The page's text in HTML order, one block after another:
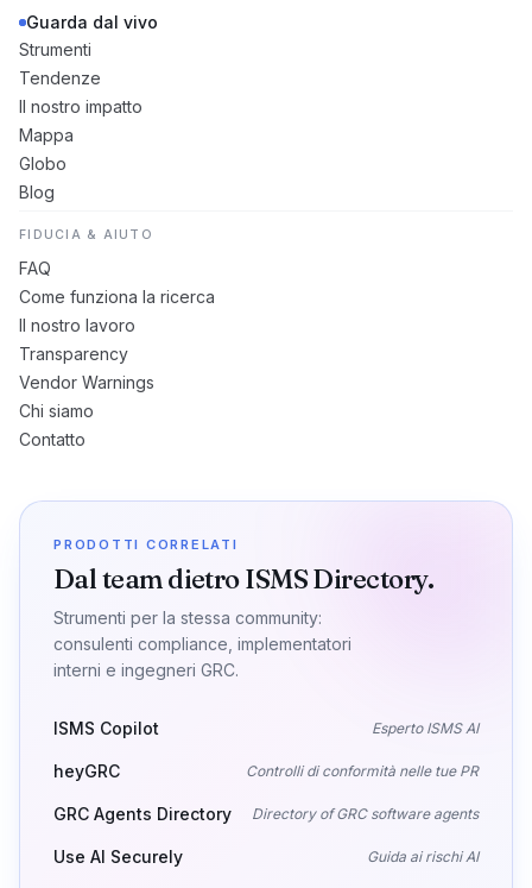
Guarda dal vivo
Strumenti
Tendenze
Il nostro impatto
Mappa
Globo
Blog
FIDUCIA & AIUTO
FAQ
Come funziona la ricerca
Il nostro lavoro
Transparency
Vendor Warnings
Chi siamo
Contatto
PRODOTTI CORRELATI
Dal team dietro ISMS Directory.
Strumenti per la stessa community:
consulenti compliance, implementatori
interni e ingegneri GRC.
ISMS Copilot Esperto ISMS AI
heyGRC Controlli di conformità nelle tue PR
GRC Agents Directory Directory of GRC software agents
Use AI Securely Guida ai rischi AI